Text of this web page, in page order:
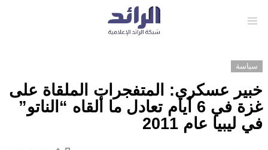
سياسة
خبير عسكري: المتفجرات الملقاة على
غزة في 6 أيام تعادل ما ألقاه “الناتو”
في ليبيا عام 2011